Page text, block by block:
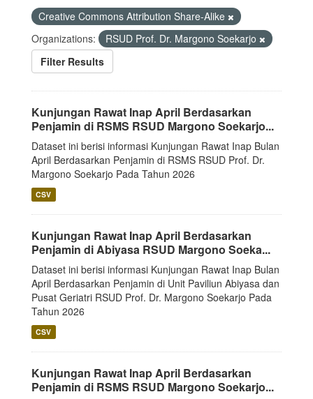
Creative Commons Attribution Share-Alike
Organizations:
RSUD Prof. Dr. Margono Soekarjo
Filter Results
Kunjungan Rawat Inap April Berdasarkan
Penjamin di RSMS RSUD Margono Soekarjo...
Dataset ini berisi informasi Kunjungan Rawat Inap Bulan
April Berdasarkan Penjamin di RSMS RSUD Prof. Dr.
Margono Soekarjo Pada Tahun 2026
CSV
Kunjungan Rawat Inap April Berdasarkan
Penjamin di Abiyasa RSUD Margono Soeka...
Dataset ini berisi informasi Kunjungan Rawat Inap Bulan
April Berdasarkan Penjamin di Unit Paviliun Abiyasa dan
Pusat Geriatri RSUD Prof. Dr. Margono Soekarjo Pada
Tahun 2026
CSV
Kunjungan Rawat Inap April Berdasarkan
Penjamin di RSMS RSUD Margono Soekarjo...